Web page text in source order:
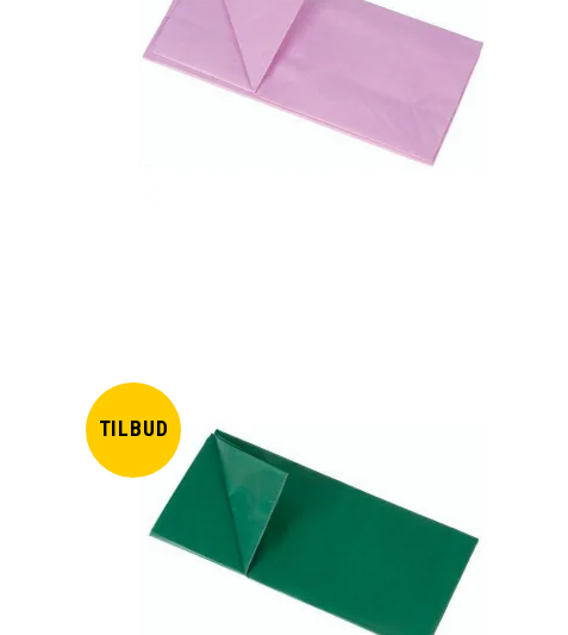
TILBUD